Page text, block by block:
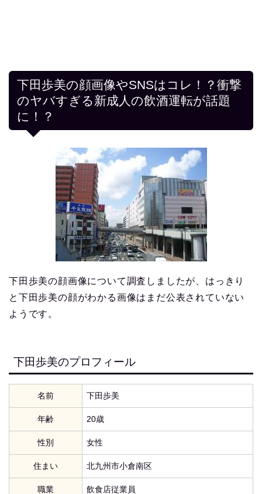
下田歩美の顔画像やSNSはコレ！？衝撃
のヤバすぎる新成人の飲酒運転が話題
に！？
下田歩美の顔画像について調査しましたが、はっきり
と下田歩美の顔がわかる画像はまだ公表されていない
ようです。
下田歩美のプロフィール
名前 下田歩美
年齢 20歳
性別 女性
住まい 北九州市小倉南区
職業 飲食店従業員